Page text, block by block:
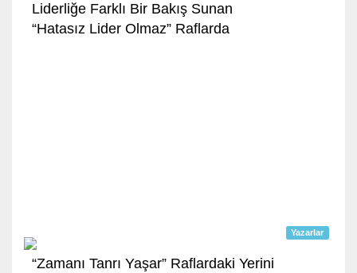
Liderliğe Farklı Bir Bakış Sunan
“Hatasız Lider Olmaz” Raflarda
Yazarlar
“Zamanı Tanrı Yaşar” Raflardaki Yerini